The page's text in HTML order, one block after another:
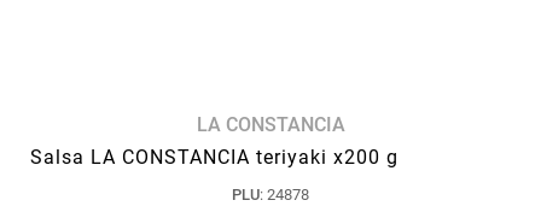
LA CONSTANCIA
Salsa LA CONSTANCIA teriyaki x200 g
PLU: 24878